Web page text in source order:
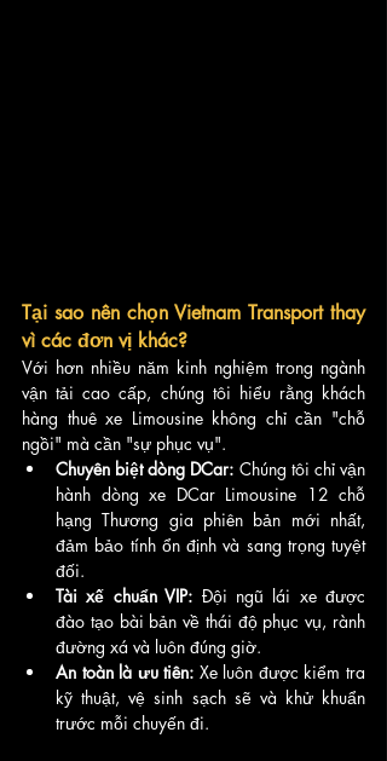
Tại sao nên chọn Vietnam Transport thay
vì các đơn vị khác?
Với hơn nhiều năm kinh nghiệm trong ngành
vận tải cao cấp, chúng tôi hiểu rằng khách
hàng thuê xe Limousine không chỉ cần "chỗ
ngồi" mà cần "sự phục vụ".
Chuyên biệt dòng DCar: Chúng tôi chỉ vận
hành dòng xe DCar Limousine 12 chỗ
hạng Thương gia phiên bản mới nhất,
đảm bảo tính ổn định và sang trọng tuyệt
đối.
Tài xế chuẩn VIP: Đội ngũ lái xe được
đào tạo bài bản về thái độ phục vụ, rành
đường xá và luôn đúng giờ.
An toàn là ưu tiên: Xe luôn được kiểm tra
kỹ thuật, vệ sinh sạch sẽ và khử khuẩn
trước mỗi chuyến đi.